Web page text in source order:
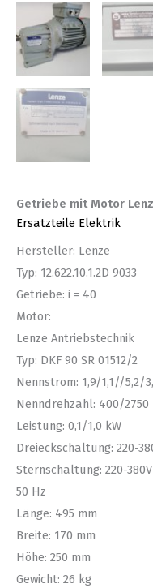
Getriebe mit Motor
Ersatzteile Elektrik
Hersteller: Lenze
Typ: 12.622.10.1.2D 9033
Getriebe: i = 40
Motor:
Lenze Antriebstechnik
Typ: DKF 90 SR 01512/2
Nennstrom: 1,9/1,1//5,2/
Nenndrehzahl: 400/
Leistung: 0,1/1,0 kW
Dreieckschaltung: 220-
Sternschaltung: 220-380V
50 Hz
Länge: 495 mm
Breite: 170 mm
Höhe: 250 mm
Gewicht: 26 kg